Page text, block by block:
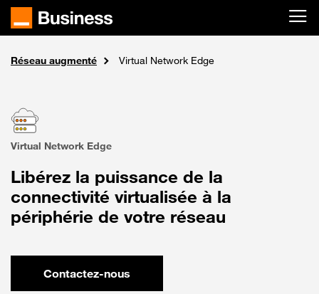
Passer au contenu principal
Accueil
Solutions
Internet & Réseaux
Réseau augmenté Virtual Network Edge
Virtual Network Edge
Libérez la puissance de la
connectivité virtualisée à la
périphérie de votre réseau
Contactez-nous